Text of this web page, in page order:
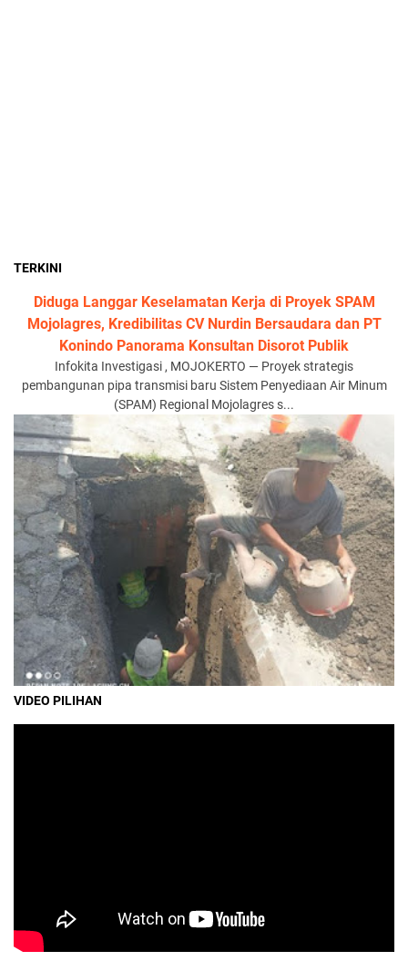
TERKINI
Diduga Langgar Keselamatan Kerja di Proyek SPAM
Mojolagres, Kredibilitas CV Nurdin Bersaudara dan PT
Konindo Panorama Konsultan Disorot Publik
Infokita Investigasi , MOJOKERTO — Proyek strategis
pembangunan pipa transmisi baru Sistem Penyediaan Air Minum
(SPAM) Regional Mojolagres s...
VIDEO PILIHAN